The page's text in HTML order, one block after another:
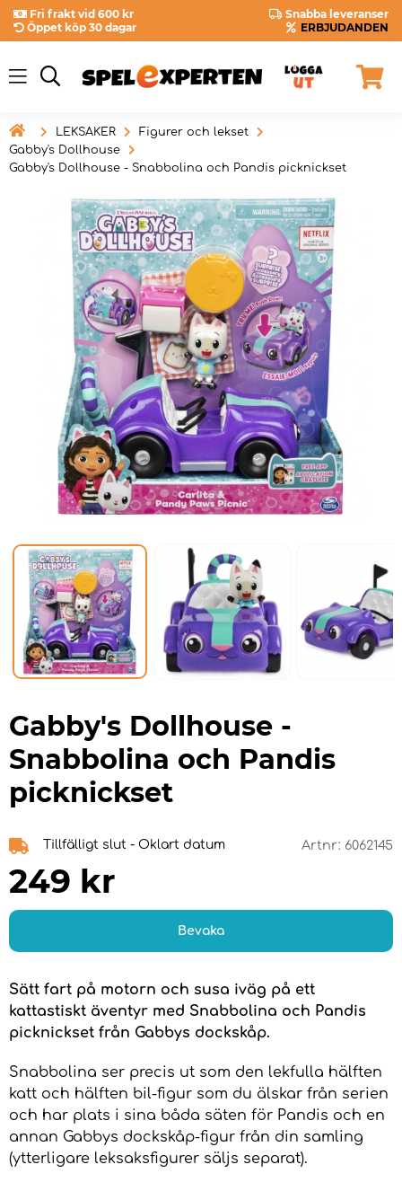
Fri frakt vid 600 kr
Snabba leveranser
Öppet köp 30 dagar
ERBJUDANDEN
 LEKSAKER
Figurer och lekset
Gabby's Dollhouse
Gabby's Dollhouse - Snabbolina och Pandis picknickset
Gabby's Dollhouse -
Snabbolina och Pandis
picknickset
Tillfälligt slut - Oklart datum Artnr: 6062145
249 kr
Bevaka
Sätt fart på motorn och susa iväg på ett
kattastiskt äventyr med Snabbolina och Pandis
picknickset från Gabbys dockskåp.
Snabbolina ser precis ut som den lekfulla hälften
katt och hälften bil-figur som du älskar från serien
och har plats i sina båda säten för Pandis och en
annan Gabbys dockskåp-figur från din samling
(ytterligare leksaksfigurer säljs separat).